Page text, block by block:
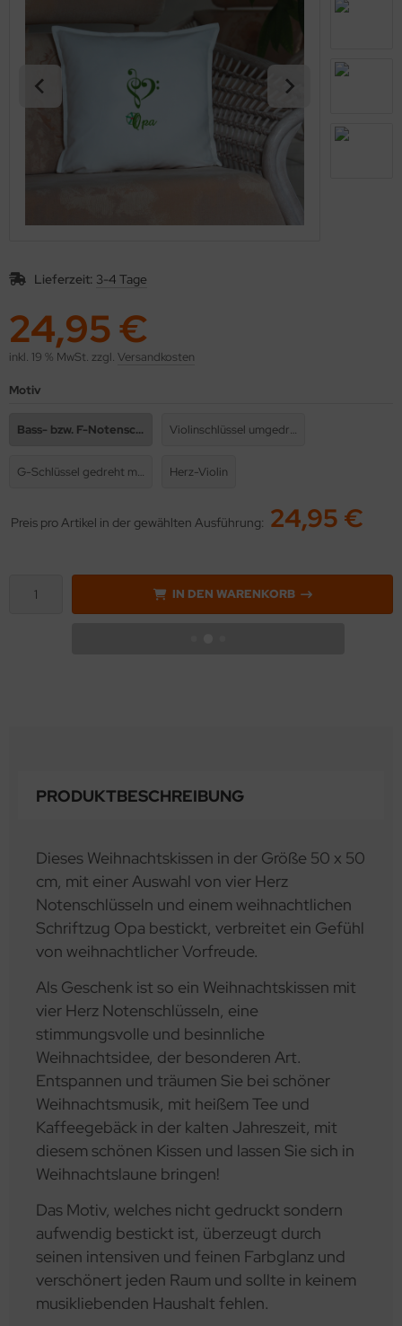
Lieferzeit: 3-4 Tage
24,95 €
inkl. 19 % MwSt. zzgl. Versandkosten
Motiv
Bass- bzw. F-Notenschlüssel Violinschlüssel umgedreht
G-Schlüssel gedreht mit F-Schlüssel Herz-Violin
Preis pro Artikel in der gewählten Ausführung: 24,95 €
IN DEN WARENKORB
PRODUKTBESCHREIBUNG
Dieses Weihnachtskissen in der Größe 50 x 50
cm, mit einer Auswahl von vier Herz
Notenschlüsseln und einem weihnachtlichen
Schriftzug Opa bestickt, verbreitet ein Gefühl
von weihnachtlicher Vorfreude.
Als Geschenk ist so ein Weihnachtskissen mit
vier Herz Notenschlüsseln, eine
stimmungsvolle und besinnliche
Weihnachtsidee, der besonderen Art.
Entspannen und träumen Sie bei schöner
Weihnachtsmusik, mit heißem Tee und
Kaffeegebäck in der kalten Jahreszeit, mit
diesem schönen Kissen und lassen Sie sich in
Weihnachtslaune bringen!
Das Motiv, welches nicht gedruckt sondern
aufwendig bestickt ist, überzeugt durch
seinen intensiven und feinen Farbglanz und
verschönert jeden Raum und sollte in keinem
musikliebenden Haushalt fehlen.